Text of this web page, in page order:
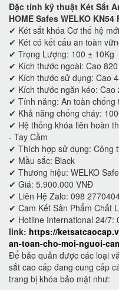
Đặc tính kỹ thuật Két Sắt
HOME Safes WELKO KN54
✔ Két sắt khóa Cơ thế hệ
✔ Két có kết cấu an toàn
✔ Trọng Lượng: 100 ± 10Kg
✔ Kích thước ngoài: Cao
✔ Kích thước sử dụng: Cao
✔ Kích thước ngăn kéo: Cao
✔ Tính năng: An toàn chống
✔ Khả năng chống cháy:
✔ Hệ thống khóa liên hoàn
- Tay Cầm
✔ Thích hợp sử dụng: Công
✔ Mầu sắc: Black
✔ Thương hiệu: WELKO
✔ Giá: 5.900.000 VNĐ
✔ Liên Hệ Zalo: 098
✔ Cam Kết Sản Phẩm Chất
✔ Hotline International 24/7:
link: https://
an-toan-cho-moi-nguoi-
Để bảo quản được các loại
sắt cao cấp đang cung cấp
trang bị khóa bảo mật như: